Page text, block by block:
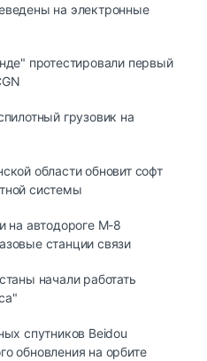
на электронные
протестировали первый
грузовик на
области обновит софт
системы
на автодороге М-8
станции связи
начали работать
спутников Beidou
обновления на орбите